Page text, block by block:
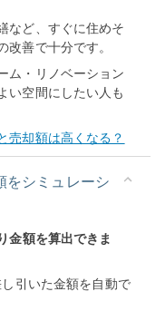
など、すぐに住めそ
改善で十分です。
ム・リノベーション
い空間にしたい人も
売却額は高くなる？
をシミュレーシ
金額を算出できま
引いた金額を自動で